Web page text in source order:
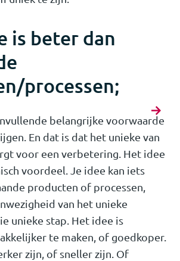
is beter dan
processen;
belangrijke voorwaarde
En dat is dat het unieke van
voor een verbetering. Het idee
voordeel. Je idee kan iets
producten of processen,
van het unieke
unieke stap. Het idee is
te maken, of goedkoper.
zijn, of sneller zijn. Of